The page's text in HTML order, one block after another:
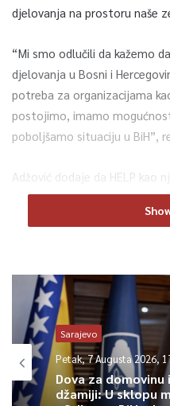
djelovanja na prostoru naše
“Mi smo odlučili da kažemo
djelovanja u Bosni i
potreba za organizacijama
postojimo, imamo
poboljšamo situaciju u BiH”,
Adžović dodaje da HELP kao
formirana je 1972. godine.
odboru, trenutno aktivni
aktivnosti su od 1982. godine
globalno širom svijeta.
Ovdje smo prisutni u BiH,
Makedoniji”, istakao je
U nastavku pogledajte video.
Sarajevo
Petak, 7 Augusta 2026,
Dova za
džamiji: U sklopu